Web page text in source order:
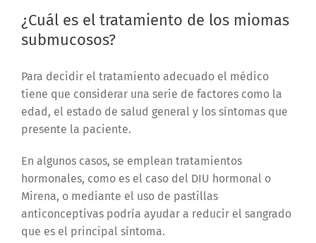
¿Cuál es el tratamiento de los miomas
submucosos?
Para decidir el tratamiento adecuado el médico
tiene que considerar una serie de factores como la
edad, el estado de salud general y los síntomas que
presente la paciente.
En algunos casos, se emplean tratamientos
hormonales, como es el caso del DIU hormonal o
Mirena, o mediante el uso de pastillas
anticonceptivas podría ayudar a reducir el sangrado
que es el principal síntoma.